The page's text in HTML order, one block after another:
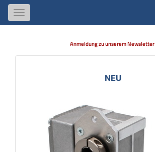
Toggle
navigation
Anmeldung zu unserem Newsletter
NEU